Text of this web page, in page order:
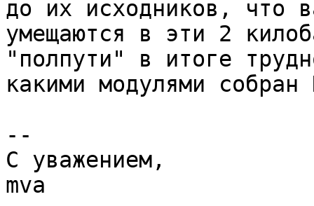
до их исходников, что
умещаются в эти 2
"полпути" в итоге
какими модулями
--
С уважением,
mva